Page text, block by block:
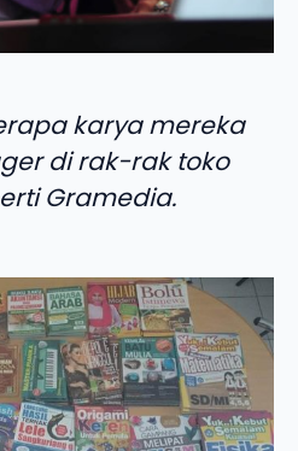
karya mereka
di rak-rak toko
Gramedia.